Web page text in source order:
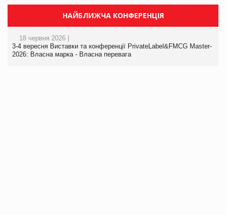
НАЙБЛИЖЧА КОНФЕРЕНЦІЯ
18 червня 2026 |
3-4 вересня Виставки та конференції PrivateLabel&FMCG Master-
2026: Власна марка - Власна перевага